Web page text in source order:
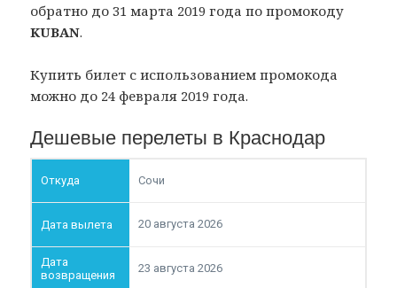
обратно до 31 марта 2019 года по промокоду
KUBAN.
Купить билет с использованием промокода
можно до 24 февраля 2019 года.
Дешевые перелеты в Краснодар
Сочи
20 августа 2026
23 августа 2026